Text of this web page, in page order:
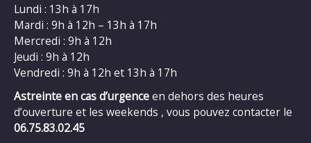
Lundi : 13h à 17h
Mardi : 9h à 12h – 13h à 17h
Mercredi : 9h à 12h
Jeudi : 9h à 12h
Vendredi : 9h à 12h et 13h à 17h
Astreinte en cas d’urgenceen dehors des heures
d’ouverture et les weekends , vous pouvez contacter le
06.75.83.02.45